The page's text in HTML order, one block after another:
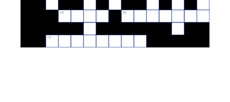
14 16
15